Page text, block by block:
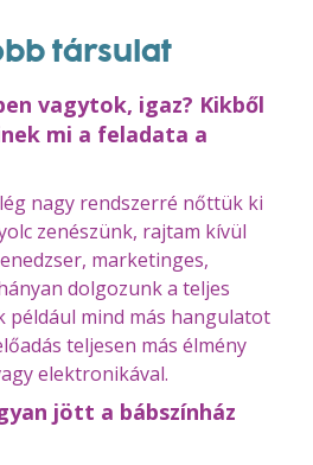
társulat
vagytok, igaz? Kikből
mi a feladata a
nagy rendszerré nőttük ki
zenészünk, rajtam kívül
marketinges,
dolgozunk a teljes
például mind más hangulatot
teljesen más élmény
elektronikával.
jött a bábszínház